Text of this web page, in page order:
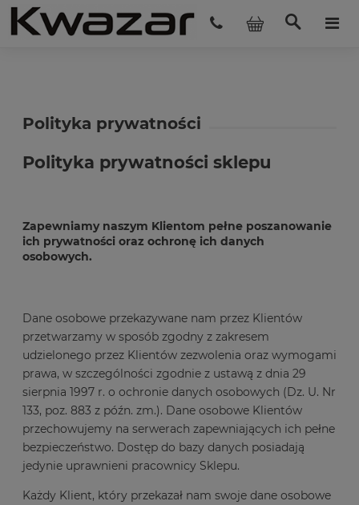
Polityka prywatności
Polityka prywatności sklepu
Zapewniamy naszym Klientom pełne poszanowanie
ich prywatności oraz ochronę ich danych
osobowych.
Dane osobowe przekazywane nam przez Klientów
przetwarzamy w sposób zgodny z zakresem
udzielonego przez Klientów zezwolenia oraz wymogami
prawa, w szczególności zgodnie z ustawą z dnia 29
sierpnia 1997 r. o ochronie danych osobowych (Dz. U. Nr
133, poz. 883 z późn. zm.). Dane osobowe Klientów
przechowujemy na serwerach zapewniających ich pełne
bezpieczeństwo. Dostęp do bazy danych posiadają
jedynie uprawnieni pracownicy Sklepu.
Każdy Klient, który przekazał nam swoje dane osobowe